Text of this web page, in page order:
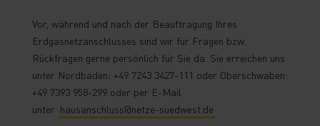
Vor, während und nach der Beauftragung Ihres
Erdgasnetzanschlusses sind wir für Fragen bzw.
Rückfragen gerne persönlich für Sie da. Sie erreichen uns
unter Nordbaden: +49 7243 3427-111 oder Oberschwaben:
+49 7393 958-299 oder per E-Mail
unter hausanschluss@netze-suedwest.de